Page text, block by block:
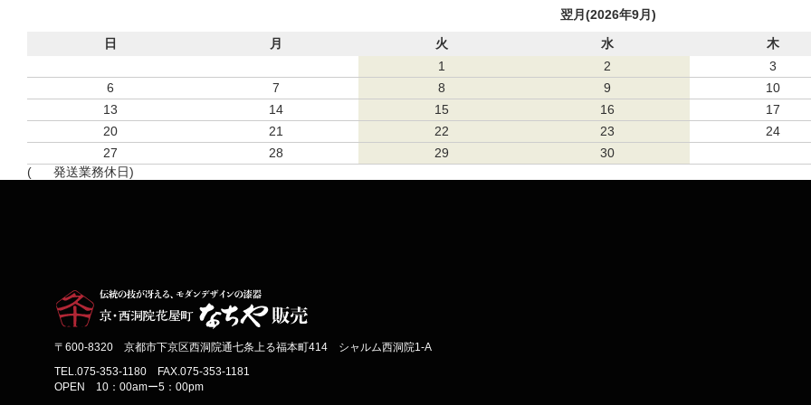
翌月(2026年9月)
日
月 火 水 木
1
2 3
6
7 8 9 10
13
14 15 16 17
20
21 22 23 24
27
28 29
30
(
発送業務休日)
〒600-8320 京都市下京区西洞院通七条上る福本町414 シャルム西洞院1-A
TEL.075-353-1180 FAX.075-353-1181
OPEN 10：00amー5：00pm